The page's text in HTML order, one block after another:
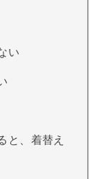
い
と、着替え